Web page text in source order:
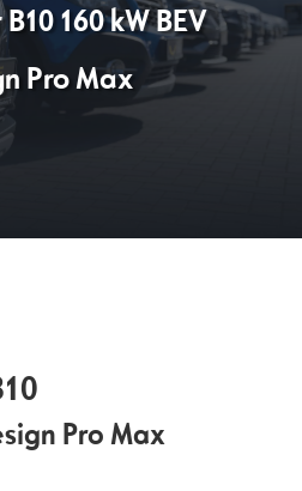
160 kW BEV
Pro Max
Pro Max